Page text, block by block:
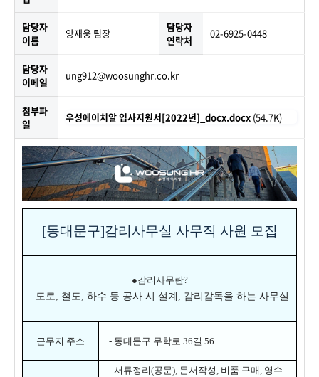
담당자
이름
양재웅 팀장
담당자
연락처
02-6925-0448
담당자
이메일
ung912@woosunghr.co.kr
첨부파
일
우성에이치알 입사지원서[2022년]_docx.docx (54.7K)
[동대문구]감리사무실 사무직 사원 모집
●감리사무란?
도로, 철도, 하수 등 공사 시 설계 , 감리감독을 하는 사무실
근무지 주소 - 동대문구 무학로 36길 56
- 서류정리(공문), 문서작성, 비품 구매, 영수